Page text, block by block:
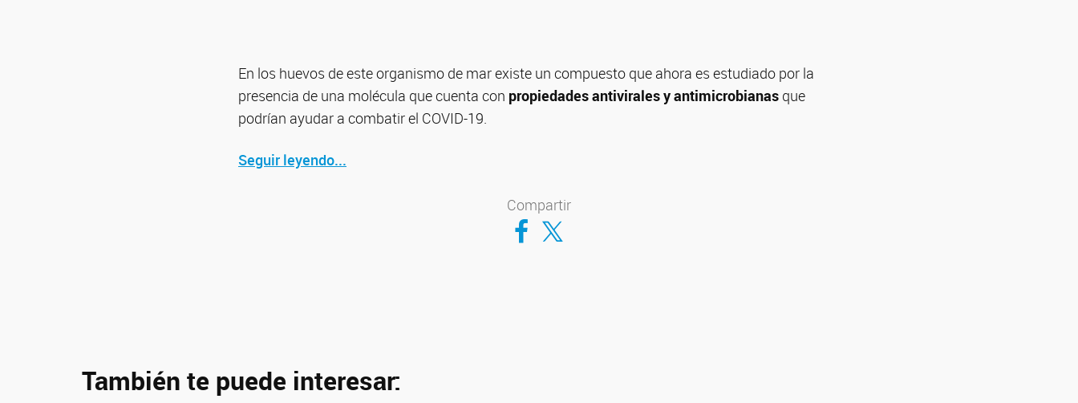
En los huevos de este organismo de mar existe un compuesto que ahora es estudiado por la
presencia de una molécula que cuenta con propiedades antivirales y antimicrobianas que
podrían ayudar a combatir el COVID-19.
Seguir leyendo...
Compartir
Compartir en Facebook
Compartir en Twitter
También te puede interesar: